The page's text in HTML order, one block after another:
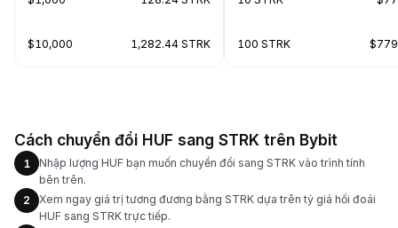
$10,000 1,282.44 STRK 100 STRK
Cách chuyển đổi HUF sang STRK trên Bybit
1
Nhập lượng HUF bạn muốn chuyển đổi sang STRK vào trình tính
bên trên.
2
Xem ngay giá trị tương đương bằng STRK dựa trên tỷ giá hối đoái
HUF sang STRK trực tiếp.